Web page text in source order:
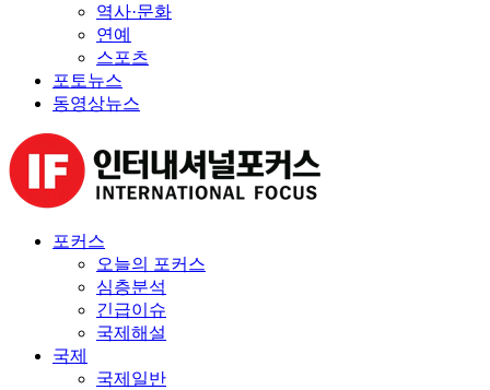
역사·문화
연예
스포츠
포토뉴스
동영상뉴스
포커스
오늘의 포커스
심층분석
긴급이슈
국제해설
국제
국제일반